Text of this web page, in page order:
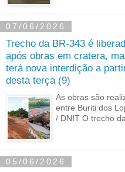
07/06/2026
Trecho da BR-343 é
após obras em cratera,
terá nova interdição a
desta terça (9)
As obras são
entre Buriti dos
/ DNIT O trecho
05/06/2026